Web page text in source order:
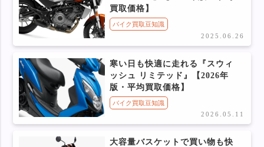
買取価格】
バイク買取豆知識
2025.06.26
寒い日も快適に走れる『スウィ
ッシュ リミテッド』【2026年
版・平均買取価格】
バイク買取豆知識
2026.05.11
大容量バスケットで買い物も快